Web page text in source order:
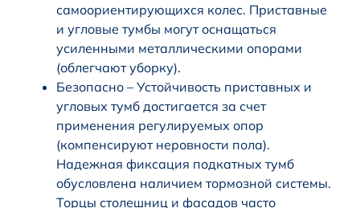
самоориентирующихся колес. Приставные
и угловые тумбы могут оснащаться
усиленными металлическими опорами
(облегчают уборку).
Безопасно – Устойчивость приставных и
угловых тумб достигается за счет
применения регулируемых опор
(компенсируют неровности пола).
Надежная фиксация подкатных тумб
обусловлена наличием тормозной системы.
Торцы столешниц и фасадов часто